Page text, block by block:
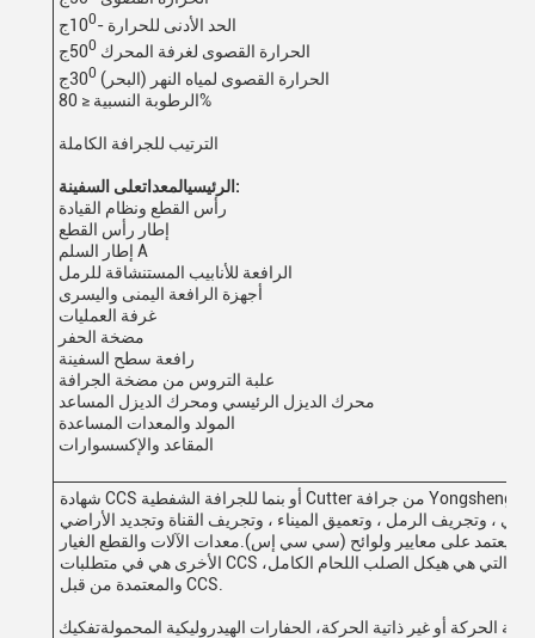
الحد الأدنى للحرارة -100
ج
الحرارة القصوى لغرفة المحرك 50 0
ج
الحرارة القصوى لمياه النهر (البحر) 30 0
ج
الرطوبة النسبية ≤ 80%
الترتيب للجرافة الكاملة
الرئيسيالمعدات
على السفينة:
رأس القطع ونظام القيادة
إطار رأس القطع
إطار السلم A
‬الرافعة للأنابيب المستنشاقة للرمل
‬أجهزة الرافعة اليمنى واليسرى
غرفة العمليات
مضخة الحفر
رافعة سطح السفينة
علبة التروس من مضخة الجرافة
محرك الديزل الرئيسي ومحرك الديزل المساعد
المولد والمعدات المساعدة
‬المقاعد والإكسسوارات
يعتمد على معايير ولوائح (سي سي إس).معدات الآلات والقطع الغيار
الأخرى هي في متطلبات CCS وكذلكالهيكل هو مربع، والقاعدة العرضية، التي هي هيكل الصلب اللحام الكامل،
والمعتمدة من قبل CCS.
الحركة أو غير ذاتية الحركة، الحفارات الهيدروليكية المحمولةتفكيك